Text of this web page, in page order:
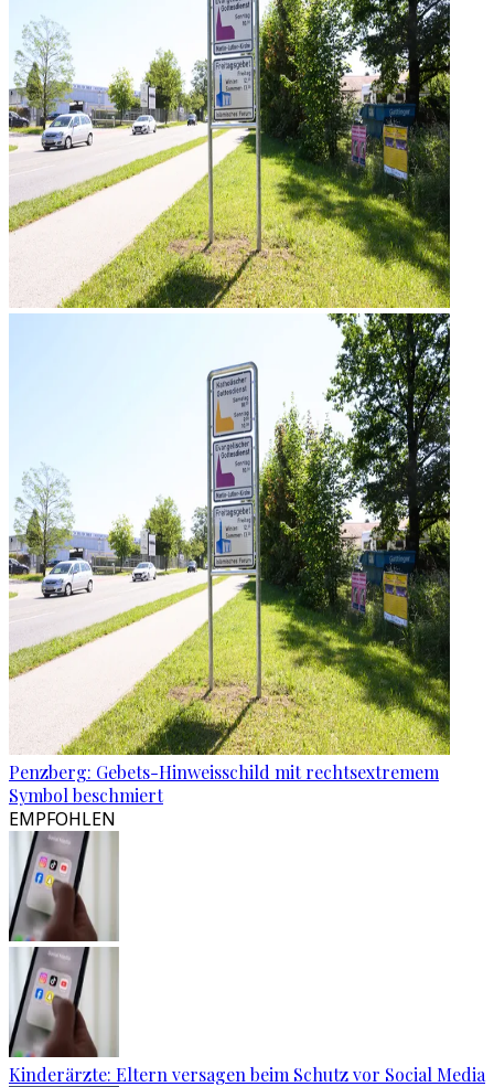
Penzberg: Gebets-Hinweisschild mit rechtsextremem
Symbol beschmiert
EMPFOHLEN
Kinderärzte: Eltern versagen beim Schutz vor Social Media